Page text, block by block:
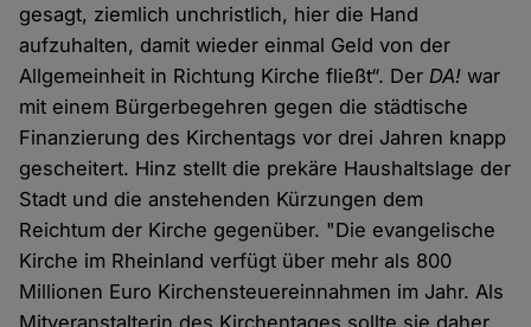
gesagt, ziemlich unchristlich, hier die Hand
aufzuhalten, damit wieder einmal Geld von der
Allgemeinheit in Richtung Kirche fließt“. DerDA! war
mit einem Bürgerbegehren gegen die städtische
Finanzierung des Kirchentags vor drei Jahren knapp
gescheitert. Hinz stellt die prekäre Haushaltslage der
Stadt und die anstehenden Kürzungen dem
Reichtum der Kirche gegenüber. "Die evangelische
Kirche im Rheinland verfügt über mehr als 800
Millionen Euro Kirchensteuereinnahmen im Jahr. Als